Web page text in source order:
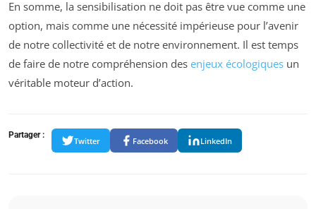
En somme, la sensibilisation ne doit pas être vue comme une
option, mais comme une nécessité impérieuse pour l’avenir
de notre collectivité et de notre environnement. Il est temps
de faire de notre compréhension des enjeux écologiques un
véritable moteur d’action.
Partager :
Twitter Facebook LinkedIn